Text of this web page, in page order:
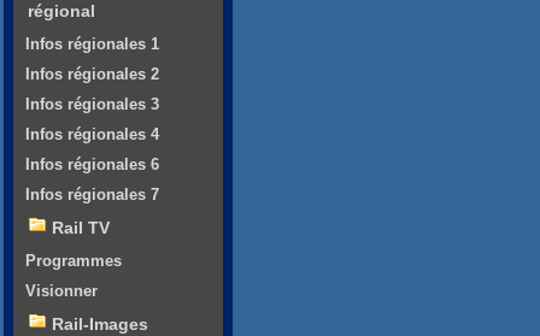
régional
Infos régionales 1
Infos régionales 2
Infos régionales 3
Infos régionales 4
Infos régionales 6
Infos régionales 7
Rail TV
Programmes
Visionner
Rail-Images